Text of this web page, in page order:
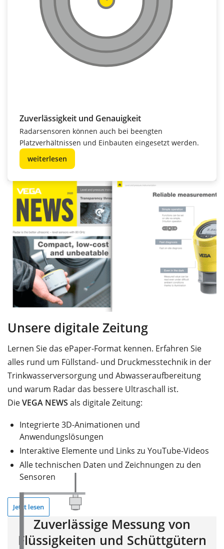
Zuverlässigkeit und Genauigkeit
Radarsensoren können auch bei beengten
Platzverhältnissen und Einbauten eingesetzt werden.
weiterlesen
Unsere digitale Zeitung
Lernen Sie das ePaper-Format kennen. Erfahren Sie
alles rund um Füllstand- und Druckmesstechnik in der
Trinkwasserversorgung und Abwasseraufbereitung
und warum Radar das bessere Ultraschall ist.
DieVEGA NEWS als digitale Zeitung:
Integrierte 3D-Animationen und
Anwendungslösungen
Interaktive Elemente und Links zu YouTube-Videos
Alle technischen Daten und Zeichnungen zu den
Sensoren
Jetzt lesen
Zuverlässige Messung von
Flüssigkeiten und Schüttgütern